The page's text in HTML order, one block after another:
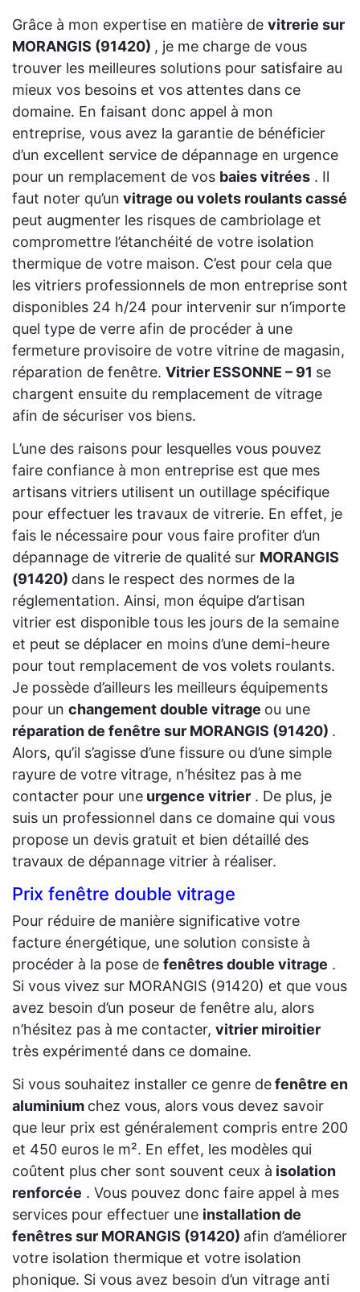
Grâce à mon expertise en matière de vitrerie sur
MORANGIS (91420) , je me charge de vous
trouver les meilleures solutions pour satisfaire au
mieux vos besoins et vos attentes dans ce
domaine. En faisant donc appel à mon
entreprise, vous avez la garantie de bénéficier
d’un excellent service de dépannage en urgence
pour un remplacement de vos baies vitrées . Il
faut noter qu’un vitrage ou volets roulants cassé
peut augmenter les risques de cambriolage et
compromettre l’étanchéité de votre isolation
thermique de votre maison. C’est pour cela que
les vitriers professionnels de mon entreprise sont
disponibles 24 h/24 pour intervenir sur n’importe
quel type de verre afin de procéder à une
fermeture provisoire de votre vitrine de magasin,
réparation de fenêtre. Vitrier ESSONNE – 91 se
chargent ensuite du remplacement de vitrage
afin de sécuriser vos biens.
L’une des raisons pour lesquelles vous pouvez
faire confiance à mon entreprise est que mes
artisans vitriers utilisent un outillage spécifique
pour effectuer les travaux de vitrerie. En effet, je
fais le nécessaire pour vous faire profiter d’un
dépannage de vitrerie de qualité sur MORANGIS
(91420) dans le respect des normes de la
réglementation. Ainsi, mon équipe d’artisan
vitrier est disponible tous les jours de la semaine
et peut se déplacer en moins d’une demi-heure
pour tout remplacement de vos volets roulants.
Je possède d’ailleurs les meilleurs équipements
pour un changement double vitrage ou une
réparation de fenêtre sur MORANGIS (91420) .
Alors, qu’il s’agisse d’une fissure ou d’une simple
rayure de votre vitrage, n’hésitez pas à me
contacter pour une urgence vitrier . De plus, je
suis un professionnel dans ce domaine qui vous
propose un devis gratuit et bien détaillé des
travaux de dépannage vitrier à réaliser.
Prix fenêtre double vitrage
Pour réduire de manière significative votre
facture énergétique, une solution consiste à
procéder à la pose de fenêtres double vitrage .
Si vous vivez sur MORANGIS (91420) et que vous
avez besoin d’un poseur de fenêtre alu, alors
n’hésitez pas à me contacter, vitrier miroitier
très expérimenté dans ce domaine.
Si vous souhaitez installer ce genre defenêtre en
aluminium chez vous, alors vous devez savoir
que leur prix est généralement compris entre 200
et 450 euros le m². En effet, les modèles qui
coûtent plus cher sont souvent ceux à isolation
renforcée . Vous pouvez donc faire appel à mes
services pour effectuer une installation de
fenêtres sur MORANGIS (91420) afin d’améliorer
votre isolation thermique et votre isolation
phonique. Si vous avez besoin d’un vitrage anti